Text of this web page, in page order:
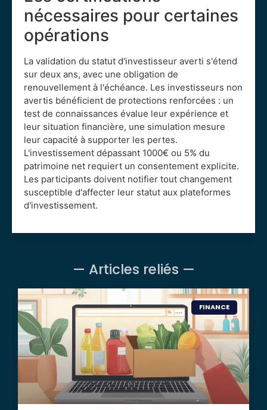
nécessaires pour certaines
opérations
La validation du statut d'investisseur averti s'étend
sur deux ans, avec une obligation de
renouvellement à l'échéance. Les investisseurs non
avertis bénéficient de protections renforcées : un
test de connaissances évalue leur expérience et
leur situation financière, une simulation mesure
leur capacité à supporter les pertes.
L'investissement dépassant 1000€ ou 5% du
patrimoine net requiert un consentement explicite.
Les participants doivent notifier tout changement
susceptible d'affecter leur statut aux plateformes
d'investissement.
— Articles reliés —
FINANCE